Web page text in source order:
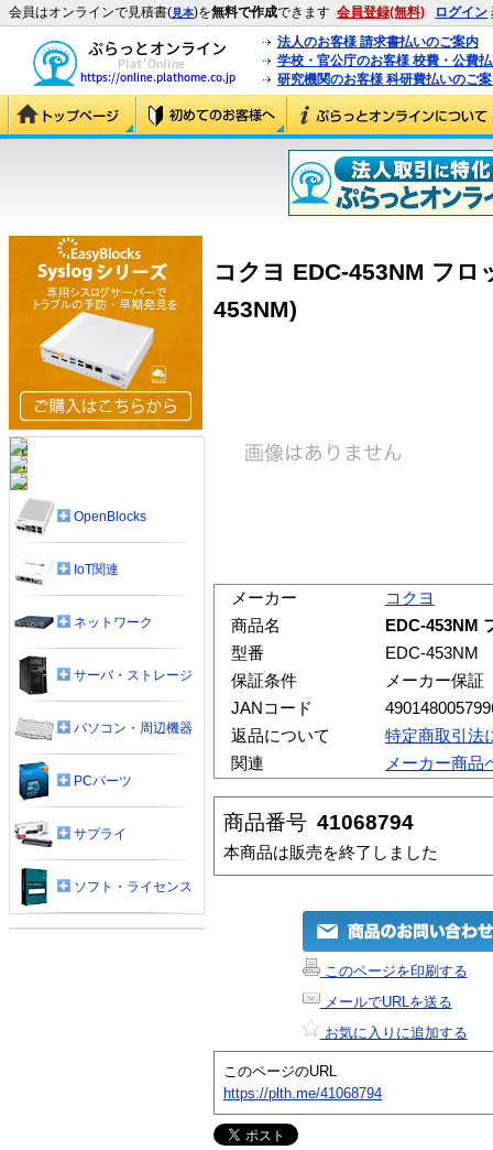
会員はオンラインで見積書(見本)を無料で作成できます 会員登録(無料) ログイン
法人のお客様 請求書払いのご案内
学校・官公庁のお客様 校費・公費
研究機関のお客様 科研費払いのご
コクヨ EDC-453NM フロ
453NM)
メーカー
コクヨ
商品名
EDC-453NM
型番
EDC-453NM
保証条件
メーカー保証
JANコード
返品について
特定商取引法
関連
メーカー商品
商品番号 41068794
本商品は販売を終了しました
このページを印刷する
メールでURLを送る
お気に入りに追加する
このページのURL
https://plth.me/41068794
OpenBlocks
IoT関連
ネットワーク
サーバ・ストレージ
パソコン・周辺機器
PCパーツ
サプライ
ソフト・ライセンス